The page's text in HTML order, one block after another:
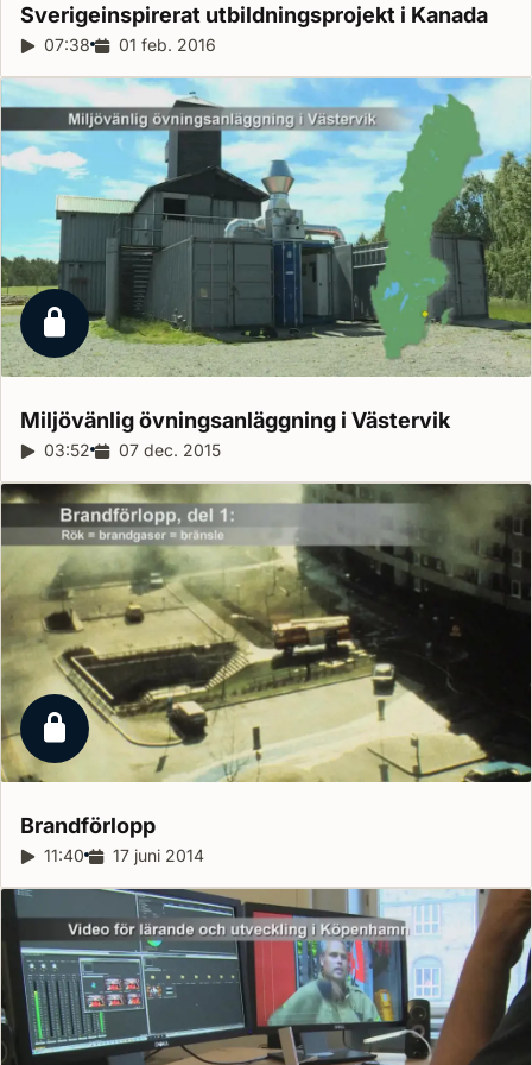
Sverigeinspirerat utbildningsprojekt i Kanada
Reportagelängd:
07:38 Releasedatum:
01 feb. 2016
Låst reportage
Miljövänlig övningsanläggning i Västervik
Reportagelängd:
03:52 Releasedatum:
07 dec. 2015
Låst reportage
Brandförlopp
Reportagelängd:
11:40 Releasedatum:
17 juni 2014